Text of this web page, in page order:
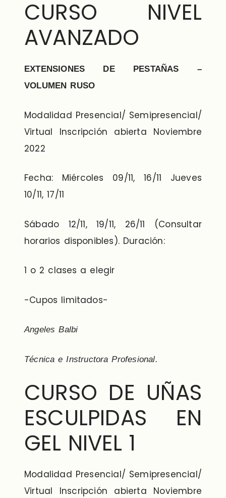
CURSO NIVEL
AVANZADO
EXTENSIONES DE PESTAÑAS –
VOLUMEN RUSO
Modalidad Presencial/ Semipresencial/
Virtual Inscripción abierta Noviembre
2022
Fecha: Miércoles 09/11, 16/11 Jueves
10/11, 17/11
Sábado 12/11, 19/11, 26/11 (Consultar
horarios disponibles). Duración:
1 o 2 clases a elegir
-Cupos limitados-
Angeles Balbi
Técnica e Instructora Profesional.
CURSO DE UÑAS
ESCULPIDAS EN
GEL NIVEL 1
Modalidad Presencial/ Semipresencial/
Virtual Inscripción abierta Noviembre